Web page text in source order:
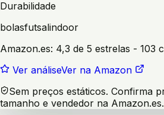
Durabilidade
bolasfutsalindoor
Amazon.es: 4,3 de 5 estrelas - 103
Ver análiseVer na Amazon
Sem preços estáticos. Confirma
tamanho e vendedor na Amazon.es.